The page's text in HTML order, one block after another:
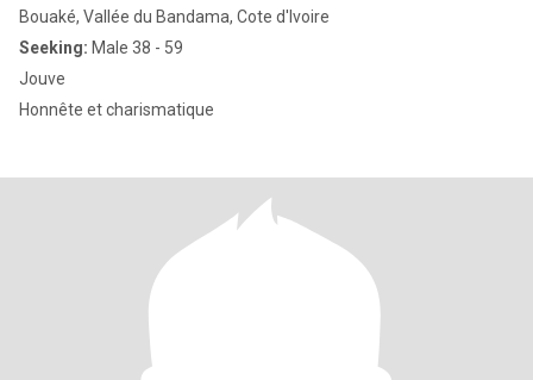
Bouaké, Vallée du Bandama, Cote d'Ivoire
Seeking: Male 38 - 59
Jouve
Honnête et charismatique